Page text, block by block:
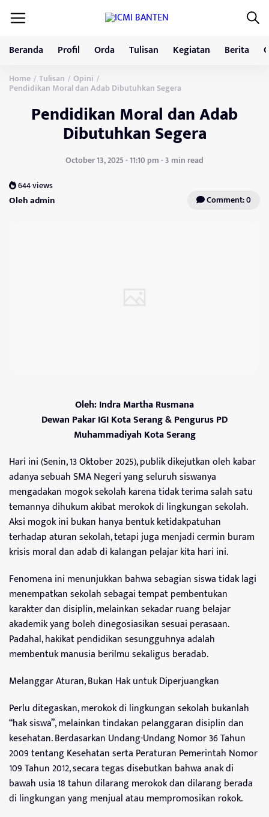
Beranda Profil Orda Tulisan Kegiatan Berita
Home / Tulisan / Opini /
Pendidikan Moral dan Adab Dibutuhkan Segera
Pendidikan Moral dan Adab
Dibutuhkan Segera
October 13, 2025 - 11:10 pm - 3 min read
644 views
Oleh admin Comment: 0
Oleh: Indra Martha Rusmana
Dewan Pakar IGI Kota Serang & Pengurus PD
Muhammadiyah Kota Serang
Hari ini (Senin, 13 Oktober 2025), publik dikejutkan oleh kabar
adanya sebuah SMA Negeri yang seluruh siswanya
mengadakan mogok sekolah karena tidak terima salah satu
temannya dihukum akibat merokok di lingkungan sekolah.
Aksi mogok ini bukan hanya bentuk ketidakpatuhan
terhadap aturan sekolah, tetapi juga menjadi cermin buram
krisis moral dan adab di kalangan pelajar kita hari ini.
Fenomena ini menunjukkan bahwa sebagian siswa tidak lagi
menempatkan sekolah sebagai tempat pembentukan
karakter dan disiplin, melainkan sekadar ruang belajar
akademik yang boleh dinegosiasikan sesuai perasaan.
Padahal, hakikat pendidikan sesungguhnya adalah
membentuk manusia berilmu sekaligus beradab.
Melanggar Aturan, Bukan Hak untuk Diperjuangkan
Perlu ditegaskan, merokok di lingkungan sekolah bukanlah
“hak siswa”, melainkan tindakan pelanggaran disiplin dan
kesehatan. Berdasarkan Undang-Undang Nomor 36 Tahun
2009 tentang Kesehatan serta Peraturan Pemerintah Nomor
109 Tahun 2012, secara tegas disebutkan bahwa anak di
bawah usia 18 tahun dilarang merokok dan dilarang berada
di lingkungan yang menjual atau mempromosikan rokok.